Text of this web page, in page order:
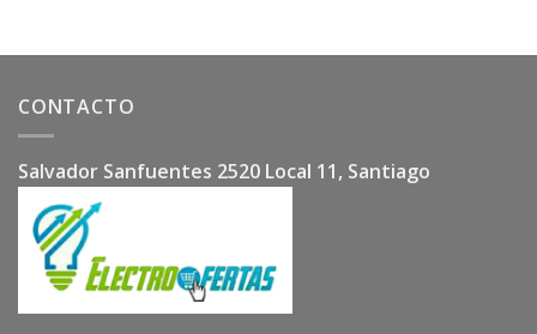
CONTACTO
Salvador Sanfuentes 2520 Local 11, Santiago